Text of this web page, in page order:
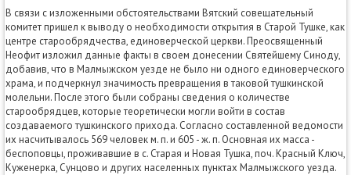
В связи с изложенными обстоятельствами Вятский совещательный
комитет пришел к выводу о необходимости открытия в Старой Тушке, как
центре старообрядчества, единоверческой церкви. Преосвященный
Неофит изложил данные факты в своем донесении Святейшему Синоду,
добавив, что в Малмыжском уезде не было ни одного единоверческого
храма, и подчеркнул значимость превращения в таковой тушкинской
молельни. После этого были собраны сведения о количестве
старообрядцев, которые теоретически могли войти в состав
создаваемого тушкинского прихода. Согласно составленной ведомости
их насчитывалось 569 человек м. п. и 605 - ж. п. Основная их масса -
беспоповцы, проживавшие в с. Старая и Новая Тушка, поч. Красный Ключ,
Куженерка, Сунцово и других населенных пунктах Малмыжского уезда.